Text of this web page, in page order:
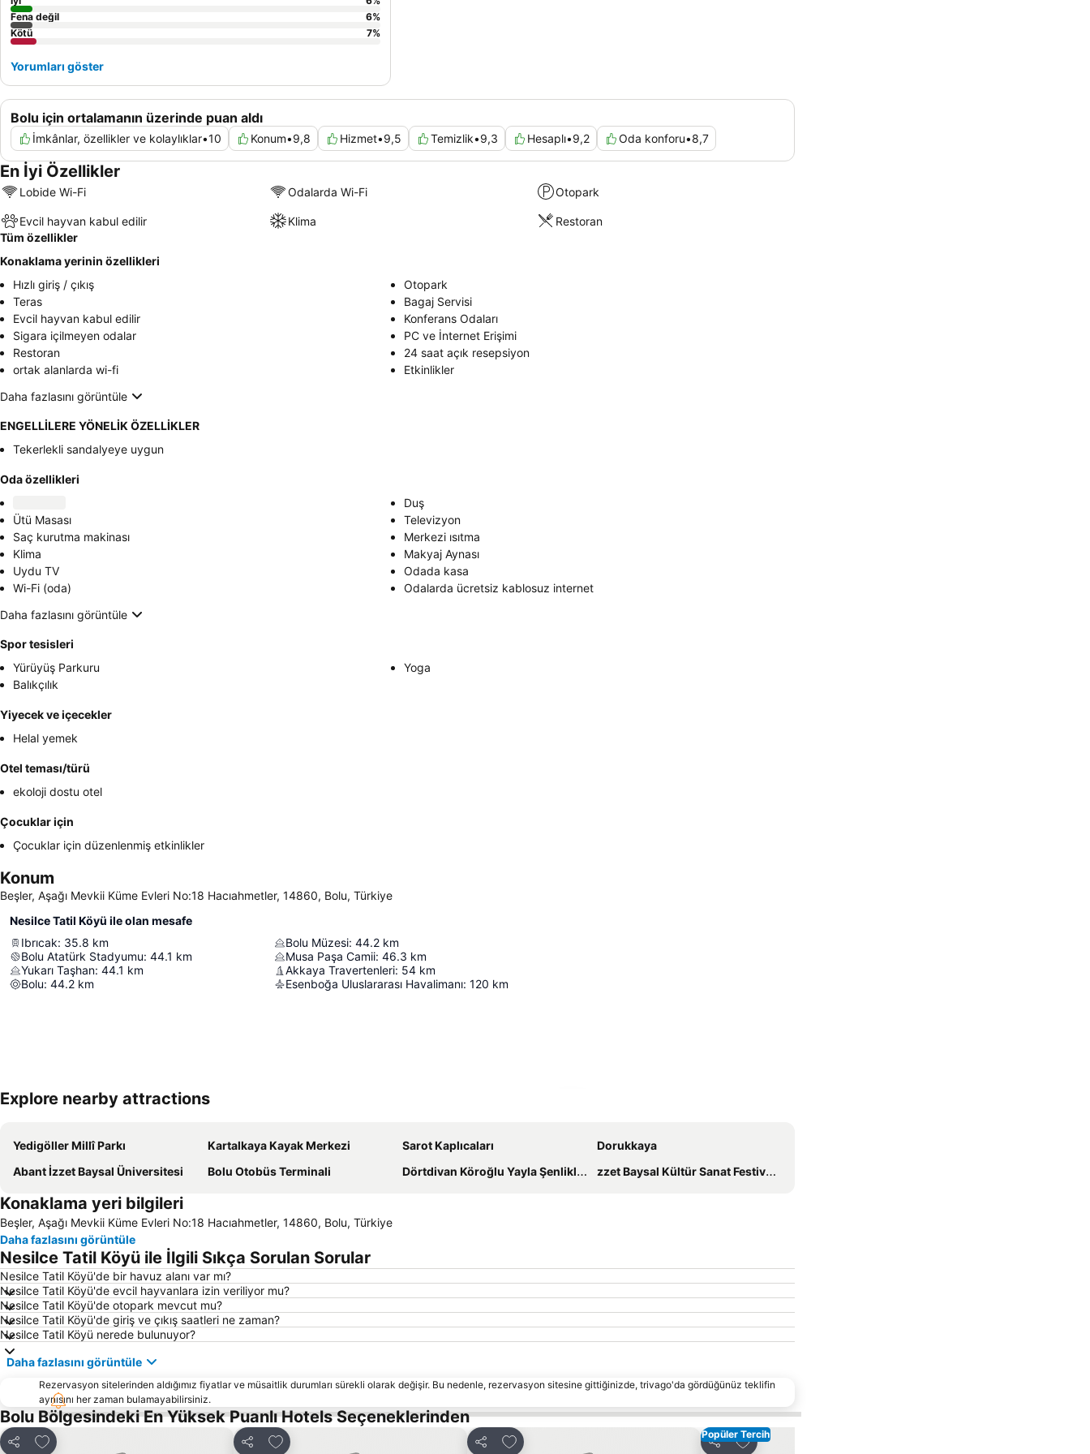
Bolu için ortalamanın üzerinde puan aldı
İmkânlar, özellikler ve kolaylıklar•10 Konum•9,8 Hizmet•9,5 Temizlik•9,3 Hesaplı•9,2 Oda konforu•8,7
Fena değil
6%
Kötü
7%
Yorumları göster
En İyi Özellikler
Lobide Wi-Fi Odalarda Wi-Fi Otopark
Evcil hayvan kabul edilir Klima
Restoran
Tüm özellikler
Konaklama yerinin özellikleri
Hızlı giriş / çıkış
Otopark
Teras
Bagaj Servisi
Evcil hayvan kabul edilir
Konferans Odaları
Sigara içilmeyen odalar
PC ve İnternet Erişimi
Restoran
24 saat açık resepsiyon
ortak alanlarda wi-fi
Etkinlikler
Daha fazlasını görüntüle
ENGELLİLERE YÖNELİK ÖZELLİKLER
Tekerlekli sandalyeye uygun
Oda özellikleri
Duş
Ütü Masası
Televizyon
Saç kurutma makinası
Merkezi ısıtma
Klima
Makyaj Aynası
Uydu TV
Odada kasa
Wi-Fi (oda)
Odalarda ücretsiz kablosuz internet
Daha fazlasını görüntüle
Spor tesisleri
Yürüyüş Parkuru
Yoga
Balıkçılık
Yiyecek ve içecekler
Helal yemek
Otel teması/türü
ekoloji dostu otel
Çocuklar için
Çocuklar için düzenlenmiş etkinlikler
Konum
Beşler, Aşağı Mevkii Küme Evleri No:18 Hacıahmetler, 14860, Bolu, Türkiye
Nesilce Tatil Köyü ile olan mesafe
Ibrıcak: 35.8 km
Bolu Atatürk Stadyumu: 44.1 km
Yukarı Taşhan: 44.1 km
Bolu: 44.2 km
Bolu Müzesi: 44.2 km
Musa Paşa Camii: 46.3 km
Akkaya Travertenleri: 54 km
Esenboğa Uluslararası Havalimanı: 120 km
Explore nearby attractions
Yedigöller Millî Parkı Kartalkaya Kayak Merkezi Sarot Kaplıcaları
Dorukkaya
Abant İzzet Baysal Üniversitesi
Bolu Otobüs Terminali Dörtdivan Köroğlu Yayla Şenlikleri zzet Baysal Kültür Sanat Festivali Bolu
Konaklama yeri bilgileri
Beşler, Aşağı Mevkii Küme Evleri No:18 Hacıahmetler, 14860, Bolu, Türkiye
Daha fazlasını görüntüle
Nesilce Tatil Köyü ile İlgili Sıkça Sorulan Sorular
Nesilce Tatil Köyü'de bir havuz alanı var mı?
Nesilce Tatil Köyü'de evcil hayvanlara izin veriliyor mu?
Nesilce Tatil Köyü'de otopark mevcut mu?
Nesilce Tatil Köyü'de giriş ve çıkış saatleri ne zaman?
Nesilce Tatil Köyü nerede bulunuyor?
Daha fazlasını görüntüle
Rezervasyon sitelerinden aldığımız fiyatlar ve müsaitlik durumları sürekli olarak değişir. Bu nedenle, rezervasyon sitesine gittiğinizde, trivago'da gördüğünüz teklifin
aynısını her zaman bulamayabilirsiniz.
Bolu Bölgesindeki En Yüksek Puanlı Hotels Seçeneklerinden
Paylaş
Favorilerime ekle
Paylaş
Favorilerime ekle
Paylaş
Favorilerime ekle Popüler Tercih
Paylaş
Favorilerime ekle